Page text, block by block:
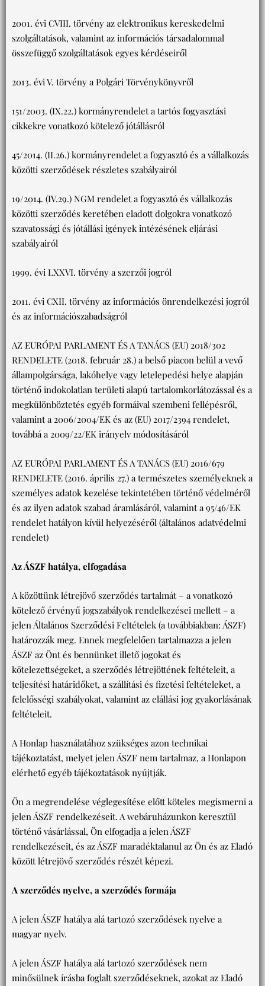
2001. évi CVIII. törvény az elektronikus kereskedelmi
szolgáltatások, valamint az információs társadalommal
összefüggő szolgáltatások egyes kérdéseiről
2013. évi V. törvény a Polgári Törvénykönyvről
151/2003. (IX.22.) kormányrendelet a tartós fogyasztási
cikkekre vonatkozó kötelező jótállásról
45/2014. (II.26.) kormányrendelet a fogyasztó és a vállalkozás
közötti szerződések részletes szabályairól
19/2014. (IV.29.) NGM rendelet a fogyasztó és vállalkozás
közötti szerződés keretében eladott dolgokra vonatkozó
szavatossági és jótállási igények intézésének eljárási
szabályairól
1999. évi LXXVI. törvény a szerzői jogról
2011. évi CXII. törvény az információs önrendelkezési jogról
és az információszabadságról
AZ EURÓPAI PARLAMENT ÉS A TANÁCS (EU) 2018/302
RENDELETE (2018. február 28.) a belső piacon belül a vevő
állampolgársága, lakóhelye vagy letelepedési helye alapján
történő indokolatlan területi alapú tartalomkorlátozással és a
megkülönböztetés egyéb formáival szembeni fellépésről,
valamint a 2006/2004/EK és az (EU) 2017/2394 rendelet,
továbbá a 2009/22/EK irányelv módosításáról
AZ EURÓPAI PARLAMENT ÉS A TANÁCS (EU) 2016/679
RENDELETE (2016. április 27.) a természetes személyeknek a
személyes adatok kezelése tekintetében történő védelméről
és az ilyen adatok szabad áramlásáról, valamint a 95/46/EK
rendelet hatályon kívül helyezéséről (általános adatvédelmi
rendelet)
Az ÁSZF hatálya, elfogadása
A közöttünk létrejövő szerződés tartalmát – a vonatkozó
kötelező érvényű jogszabályok rendelkezései mellett – a
jelen Általános Szerződési Feltételek (a továbbiakban: ÁSZF)
határozzák meg. Ennek megfelelően tartalmazza a jelen
ÁSZF az Önt és bennünket illető jogokat és
kötelezettségeket, a szerződés létrejöttének feltételeit, a
teljesítési határidőket, a szállítási és fizetési feltételeket, a
felelősségi szabályokat, valamint az elállási jog gyakorlásának
feltételeit.
A Honlap használatához szükséges azon technikai
tájékoztatást, melyet jelen ÁSZF nem tartalmaz, a Honlapon
elérhető egyéb tájékoztatások nyújtják.
Ön a megrendelése véglegesítése előtt köteles megismerni a
jelen ÁSZF rendelkezéseit. A webáruházunkon keresztül
történő vásárlással, Ön elfogadja a jelen ÁSZF
rendelkezéseit, és az ÁSZF maradéktalanul az Ön és az Eladó
között létrejövő szerződés részét képezi.
A szerződés nyelve, a szerződés formája
A jelen ÁSZF hatálya alá tartozó szerződések nyelve a
magyar nyelv.
A jelen ÁSZF hatálya alá tartozó szerződések nem
minősülnek írásba foglalt szerződéseknek, azokat az Eladó